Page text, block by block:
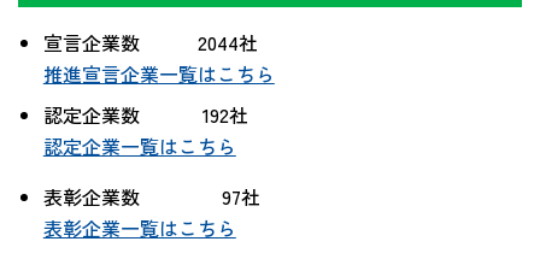
宣言企業数 2044社
推進宣言企業一覧はこちら
認定企業数 192社
認定企業一覧はこちら
表彰企業数 97社
表彰企業一覧はこちら